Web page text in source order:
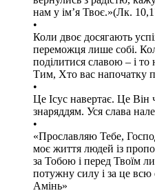
нам у імʼя Твоє.»(Лк.
•
Коли двоє досягають
переможця лише собі.
поділитися славою – і то
Тим, Хто вас напочатку
•
Це Ісус навертає. Це
знаряддям. Уся слава
•
«Прославляю Тебе,
моє життя людей із
за Тобою і перед Твоїм
потужну силу і за це всю
Амінь»